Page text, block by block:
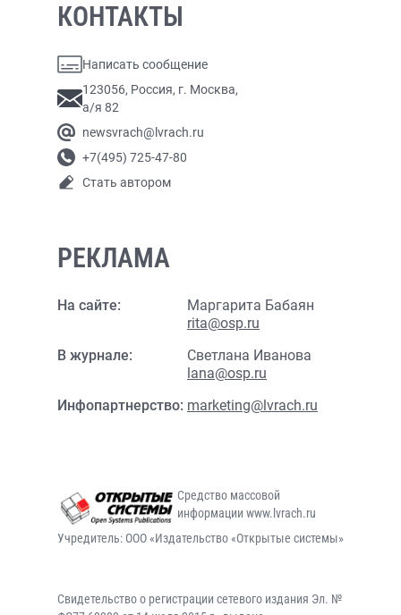
КОНТАКТЫ
Написать сообщение
123056, Россия, г. Москва,
а/я 82
newsvrach@lvrach.ru
+7(495) 725-47-80
Стать автором
РЕКЛАМА
На сайте:
Маргарита Бабаян
rita@osp.ru
В журнале:
Светлана Иванова
lana@osp.ru
Инфопартнерство: marketing@lvrach.ru
Средство массовой
информации www.lvrach.ru
Учредитель: ООО «Издательство «Открытые системы»
Свидетельство о регистрации сетевого издания Эл. №